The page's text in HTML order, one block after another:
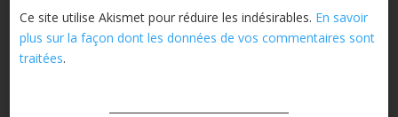
Ce site utilise Akismet pour réduire les indésirables. En savoir
plus sur la façon dont les données de vos commentaires sont
traitées.